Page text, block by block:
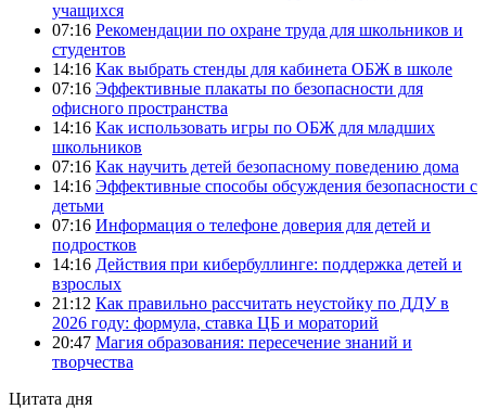
учащихся
07:16 Рекомендации по охране труда для школьников и
студентов
14:16 Как выбрать стенды для кабинета ОБЖ в школе
07:16 Эффективные плакаты по безопасности для
офисного пространства
14:16 Как использовать игры по ОБЖ для младших
школьников
07:16 Как научить детей безопасному поведению дома
14:16 Эффективные способы обсуждения безопасности с
детьми
07:16 Информация о телефоне доверия для детей и
подростков
14:16 Действия при кибербуллинге: поддержка детей и
взрослых
21:12 Как правильно рассчитать неустойку по ДДУ в
2026 году: формула, ставка ЦБ и мораторий
20:47 Магия образования: пересечение знаний и
творчества
Цитата дня